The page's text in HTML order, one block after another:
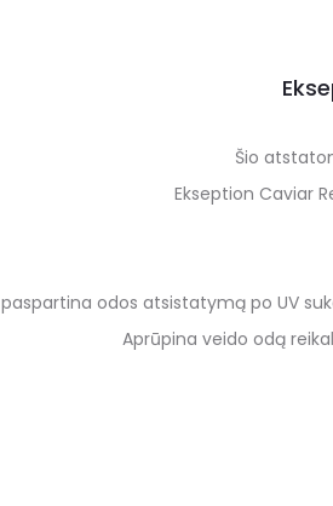
Šio
Ekseption Caviar
paspartina odos atsistatymą po UV
Aprūpina veido odą